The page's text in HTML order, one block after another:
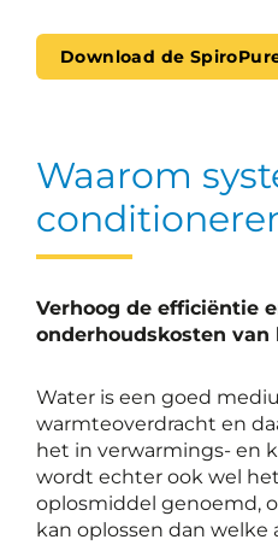
Download de
Waarom
Verhoog de efficiëntie
onderhoudskosten van
Water is een goed
warmteoverdracht en
het in verwarmings- en
wordt echter ook wel
oplosmiddel genoemd,
kan oplossen dan welke